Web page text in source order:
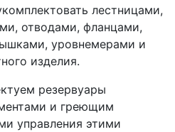
лестницами,
отводами, фланцами,
уровнемерами и
изделия.
резервуары
и греющим
управления этими